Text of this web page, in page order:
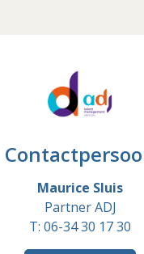
Maurice Sluis
Partner ADJ
T: 06-34 30 17 30